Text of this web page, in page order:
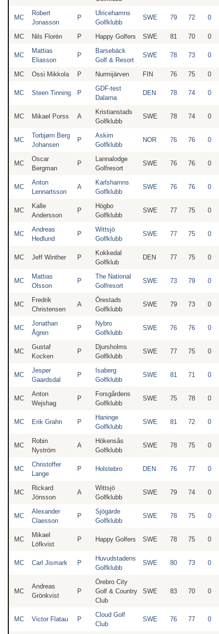
MC
Robert
Jonasson
P
Ulricehamns
Golfklubb
SWE 79 72 0
MC Nils Florén P Happy Golfers SWE 81 70 0
MC
Mattias
Eliasson
P
Barsebäck
Golf & Resort
SWE 78 73 0
MC Ossi Mikkola P Nurmijärven FIN 76 75 0
MC Steen Tinning P
GDF-test
Dalarna
DEN 78 74 0
MC Mikael Porss A
Kristianstads
Golfklubb
SWE 78 74 0
MC
Torbjørn Berg
Johansen
P
Askim
Golfklubb
NOR 76 76 0
MC
Oscar
Bergman
P
Lannalodge
Golfresort
SWE 76 76 0
MC
Anton
Lennartsson
A
Karlshamns
Golfklubb
SWE 76 76 0
MC
Kalle
Andersson
P
Högbo
Golfklubb
SWE 77 75 0
MC
Andreas
Hedlund
P
Wittsjö
Golfklubb
SWE 77 75 0
MC Jeff Winther P
Kokkedal
Golfklub
DEN 77 75 0
MC
Mattias
Olsson
P
The National
Golfresort
SWE 73 79 0
MC
Fredrik
Christensen
A
Örestads
Golfklubb
SWE 79 73 0
MC
Jonathan
Ågren
P
Nybro
Golfklubb
SWE 76 76 0
MC
Gustaf
Kocken
P
Djursholms
Golfklubb
SWE 77 75 0
MC
Jesper
Gaardsdal
P
Isaberg
Golfklubb
SWE 81 71 0
MC
Anton
Wejshag
P
Forsgårdens
Golfklubb
SWE 75 78 0
MC Erik Grahn P
Haninge
Golfklubb
SWE 81 72 0
MC
Robin
Nyström
A
Hökensås
Golfklubb
SWE 78 75 0
MC
Christoffer
Lange
P Holstebro DEN 76 77 0
MC
Rickard
Jönsson
A
Wittsjö
Golfklubb
SWE 79 74 0
MC
Alexander
Claesson
P
Sjögärde
Golfklubb
SWE 78 75 0
MC
Mikael
Löfkvist
P Happy Golfers SWE 78 75 0
MC Carl Jismark P
Huvudstadens
Golfklubb
SWE 80 73 0
MC
Andreas
Grönkvist
P
Örebro City
Golf & Country
Club
SWE 83 70 0
MC Victor Flatau P
Cloud Golf
Club
SWE 76 77 0